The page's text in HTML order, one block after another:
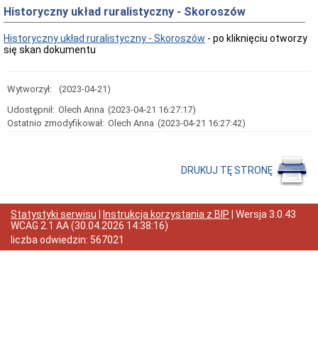
Osoby
i
kompetencje
Przedmiot
kompetencje
finansowa
Statystyki
klienta
Jak
załatwić
Historyczny układ ruralistyczny - Skoroszów
Historyczny układ ruralistyczny - Skoroszów - po kliknięciu otworzy
się skan dokumentu
Wytworzył:
(2023-04-21)
Udostępnił: Olech Anna (2023-04-21 16:27:17)
Ostatnio zmodyfikował: Olech Anna (2023-04-21 16:27:42)
DRUKUJ TĘ STRONĘ
Statystyki serwisu Instrukcja korzystania z BIP | Wersja 3.0.43
WCAG 2.1 AA(30.04.2026 14:38:16)
liczba odwiedzin: 567021